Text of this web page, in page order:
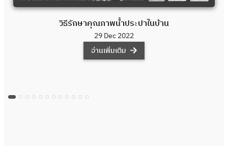
วิธีรักษาคุณภาพน้ำประปาในบ้าน
29 Dec 2022
อ่านเพิ่มเติม